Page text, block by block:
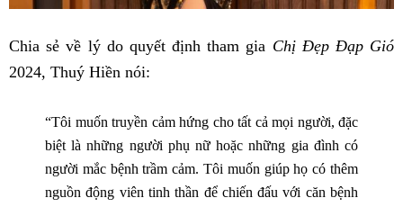
Chia sẻ về lý do quyết định tham gia Chị Đẹp Đạp Gió
2024, Thuý Hiền nói:
“Tôi muốn truyền cảm hứng cho tất cả mọi người, đặc
biệt là những người phụ nữ hoặc những gia đình có
người mắc bệnh trầm cảm. Tôi muốn giúp họ có thêm
nguồn động viên tinh thần để chiến đấu với căn bệnh